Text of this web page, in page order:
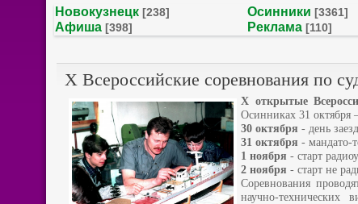
Новокузнецк [238] Осинники [3361]
Афиша [398] Реклама [110]
X Всероссийские соревнования по
X открытые
Осинниках 31 октября
30 октября - день
31 октября - мандато-
1 ноября - старт
2 ноября - старт не
Соревнования
научно-технических